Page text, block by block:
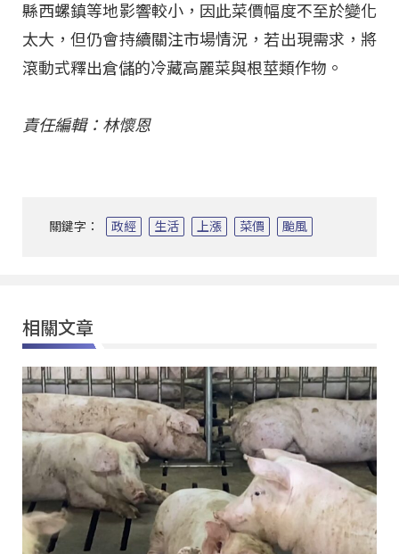
縣西螺鎮等地影響較小，因此菜價幅度不至於變化
太大，但仍會持續關注市場情況，若出現需求，將
滾動式釋出倉儲的冷藏高麗菜與根莖類作物。
責任編輯：林懷恩
關鍵字： 政經 生活 上漲 菜價 颱風
相關文章